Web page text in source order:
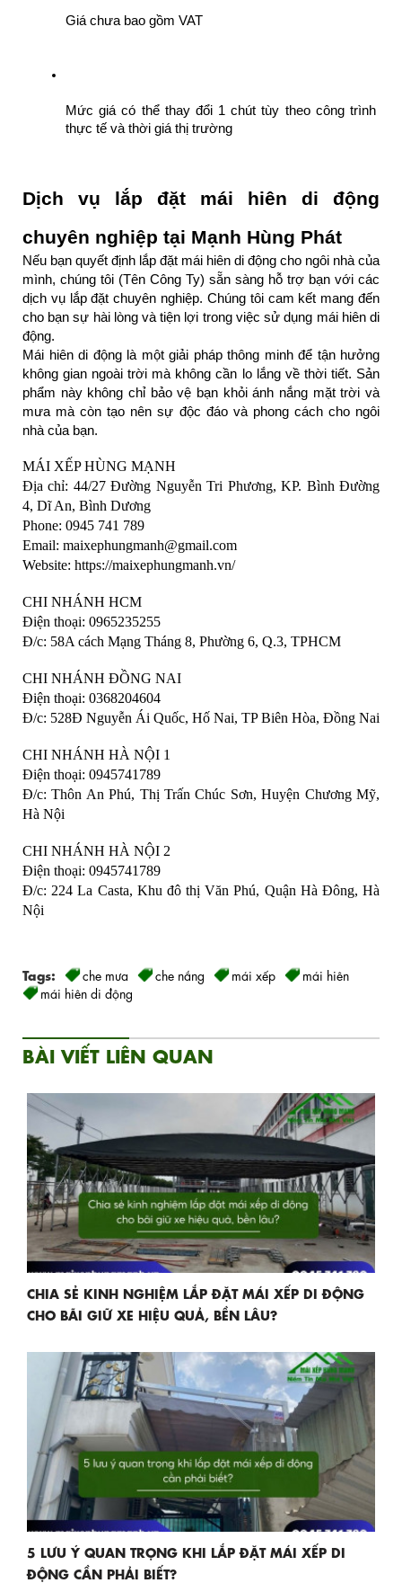
Giá chưa bao gồm VAT
Mức giá có thể thay đổi 1 chút tùy theo công trình
thực tế và thời giá thị trường
Dịch vụ lắp đặt mái hiên di động
chuyên nghiệp tại Mạnh Hùng Phát
Nếu bạn quyết định lắp đặt mái hiên di động cho ngôi nhà của
mình, chúng tôi (Tên Công Ty) sẵn sàng hỗ trợ bạn với các
dịch vụ lắp đặt chuyên nghiệp. Chúng tôi cam kết mang đến
cho bạn sự hài lòng và tiện lợi trong việc sử dụng mái hiên di
động.
Mái hiên di động là một giải pháp thông minh để tận hưởng
không gian ngoài trời mà không cần lo lắng về thời tiết. Sản
phẩm này không chỉ bảo vệ bạn khỏi ánh nắng mặt trời và
mưa mà còn tạo nên sự độc đáo và phong cách cho ngôi
nhà của bạn.
MÁI XẾP HÙNG MẠNH
Địa chỉ: 44/27 Đường Nguyễn Tri Phương, KP. Bình Đường
4, Dĩ An, Bình Dương
Phone: 0945 741 789
Email: maixephungmanh@gmail.com
Website: https://maixephungmanh.vn/
CHI NHÁNH HCM
Điện thoại: 0965235255
Đ/c: 58A cách Mạng Tháng 8, Phường 6, Q.3, TPHCM
CHI NHÁNH ĐỒNG NAI
Điện thoại: 0368204604
Đ/c: 528Đ Nguyễn Ái Quốc, Hố Nai, TP Biên Hòa, Đồng Nai
CHI NHÁNH HÀ NỘI 1
Điện thoại: 0945741789
Đ/c: Thôn An Phú, Thị Trấn Chúc Sơn, Huyện Chương Mỹ,
Hà Nội
CHI NHÁNH HÀ NỘI 2
Điện thoại: 0945741789
Đ/c: 224 La Casta, Khu đô thị Văn Phú, Quận Hà Đông, Hà
Nội
Tags: che mưa che nắng mái xếp
mái hiên
mái hiên di động
BÀI VIẾT LIÊN QUAN
CHIA SẺ KINH NGHIỆM LẮP ĐẶT MÁI XẾP DI ĐỘNG
CHO BÃI GIỮ XE HIỆU QUẢ, BỀN LÂU?
5 LƯU Ý QUAN TRỌNG KHI LẮP ĐẶT MÁI XẾP DI
ĐỘNG CẦN PHẢI BIẾT?